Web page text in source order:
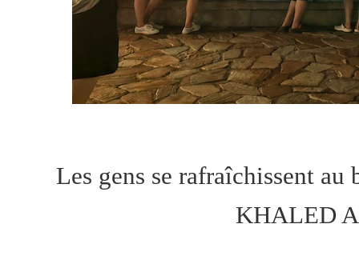
Les gens se rafraîchissent
KHALED